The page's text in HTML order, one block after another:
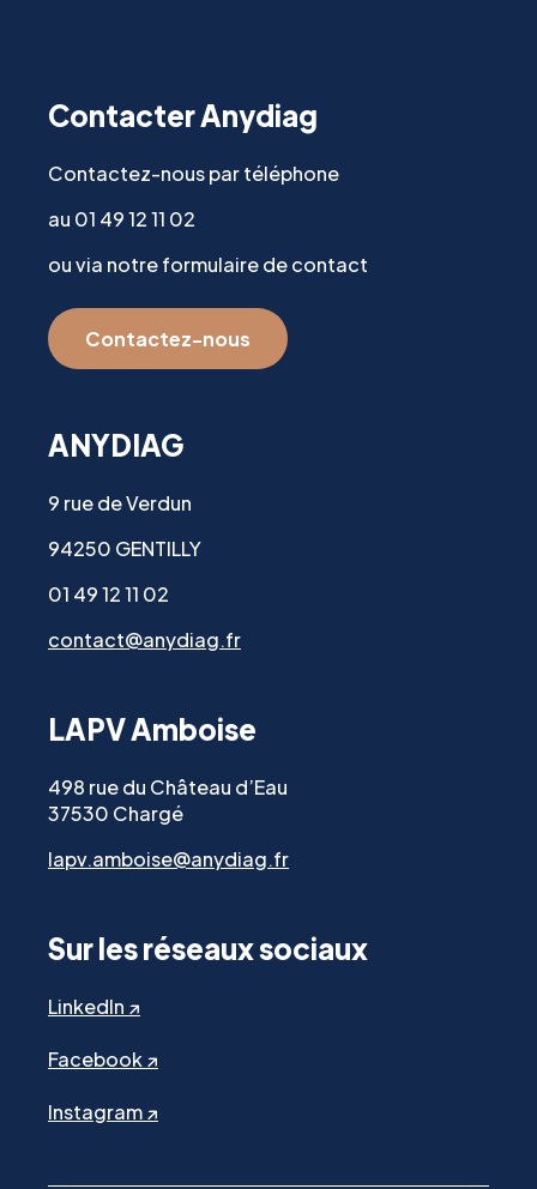
Contacter Anydiag
Contactez-nous par téléphone
au 01 49 12 11 02
ou via notre formulaire de contact
Contactez-nous
ANYDIAG
9 rue de Verdun
94250 GENTILLY
01 49 12 11 02
contact@anydiag.fr
LAPV Amboise
498 rue du Château d’Eau
37530 Chargé
lapv.amboise@anydiag.fr
Sur les réseaux sociaux
LinkedIn ↗
Facebook ↗
Instagram ↗